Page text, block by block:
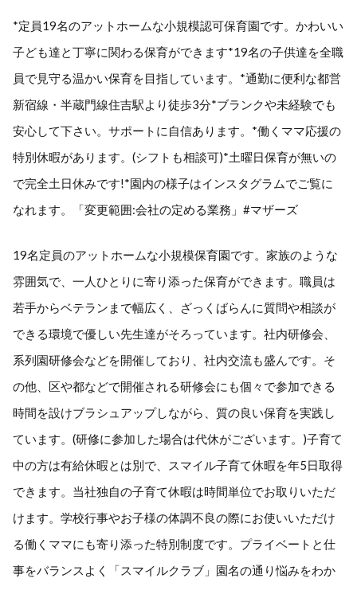
*定員19名のアットホームな小規模認可保育園です。かわいい
子ども達と丁寧に関わる保育ができます*19名の子供達を全職
員で見守る温かい保育を目指しています。*通勤に便利な都営
新宿線・半蔵門線住吉駅より徒歩3分*ブランクや未経験でも
安心して下さい。サポートに自信あります。*働くママ応援の
特別休暇があります。(シフトも相談可)*土曜日保育が無いの
で完全土日休みです!*園内の様子はインスタグラムでご覧に
なれます。「変更範囲:会社の定める業務」#マザーズ
19名定員のアットホームな小規模保育園です。家族のような
雰囲気で、一人ひとりに寄り添った保育ができます。職員は
若手からベテランまで幅広く、ざっくばらんに質問や相談が
できる環境で優しい先生達がそろっています。社内研修会、
系列園研修会などを開催しており、社内交流も盛んです。そ
の他、区や都などで開催される研修会にも個々で参加できる
時間を設けブラシュアップしながら、質の良い保育を実践し
ています。(研修に参加した場合は代休がございます。)子育て
中の方は有給休暇とは別で、スマイル子育て休暇を年5日取得
できます。当社独自の子育て休暇は時間単位でお取りいただ
けます。学校行事やお子様の体調不良の際にお使いいただけ
る働くママにも寄り添った特別制度です。プライベートと仕
事をバランスよく「スマイルクラブ」園名の通り悩みをわか